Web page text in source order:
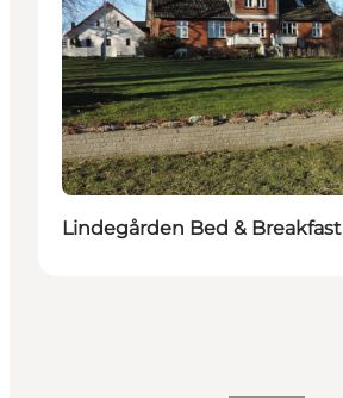
Lindegården Bed & Breakfast